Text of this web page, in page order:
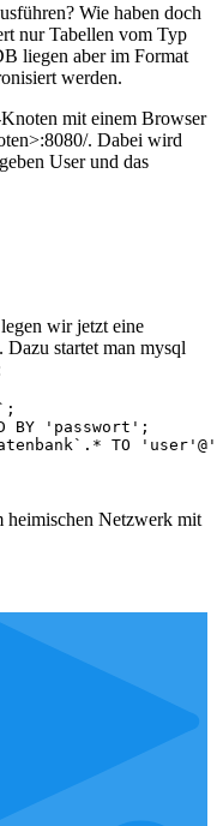
Wie haben doch
nur Tabellen vom Typ
liegen aber im Format
werden.
mit einem Browser
. Dabei wird
User und das
wir jetzt eine
startet man mysql
BY 'passwort';
TO
heimischen Netzwerk mit